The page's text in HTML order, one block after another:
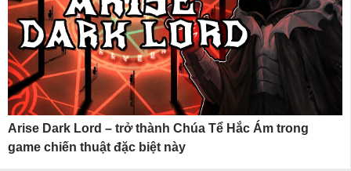
Arise Dark Lord – trở thành Chúa Tể Hắc Ám trong
game chiến thuật đặc biệt này